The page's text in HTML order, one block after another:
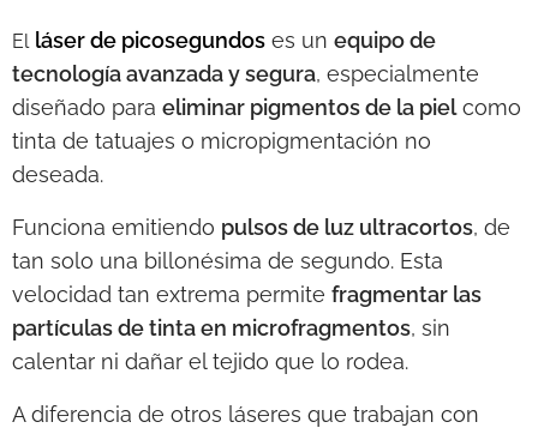
El láser de picosegundos es un equipo de
tecnología avanzada y segura, especialmente
diseñado para eliminar pigmentos de la pielcomo
tinta de tatuajes o micropigmentación no
deseada.
Funciona emitiendo pulsos de luz ultracortos, de
tan solo una billonésima de segundo. Esta
velocidad tan extrema permite fragmentar las
partículas de tinta en microfragmentos, sin
calentar ni dañar el tejido que lo rodea.
A diferencia de otros láseres que trabajan con